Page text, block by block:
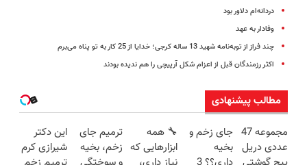
دردانه‌ام دلاور بود
وفادار به عهد
چند فراز از توبه‌نامه شهید 13 ساله کرجی؛ خدایا از 25 کار به تو پناه می‌برم
اکثر رزمندگان قبل از اعزام شکل آرپیچی را هم ندیده بودند
مطالب پیشنهادی
مجموعه 47
عددی دریل
جای زخم و
بخیه
🔧 همه
ابزارهایی که
ترمیم جای
زخم، بخیه
این دکتر
شیرازی کرم